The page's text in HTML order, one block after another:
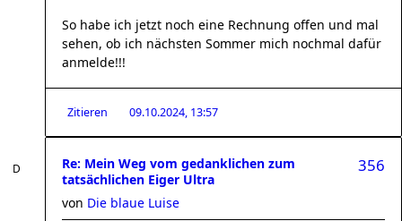
So habe ich jetzt noch eine Rechnung offen und mal
sehen, ob ich nächsten Sommer mich nochmal dafür
anmelde!!!
Zitieren 09.10.2024, 13:57
Re: Mein Weg vom gedanklichen zum
tatsächlichen Eiger Ultra
356
von Die blaue Luise